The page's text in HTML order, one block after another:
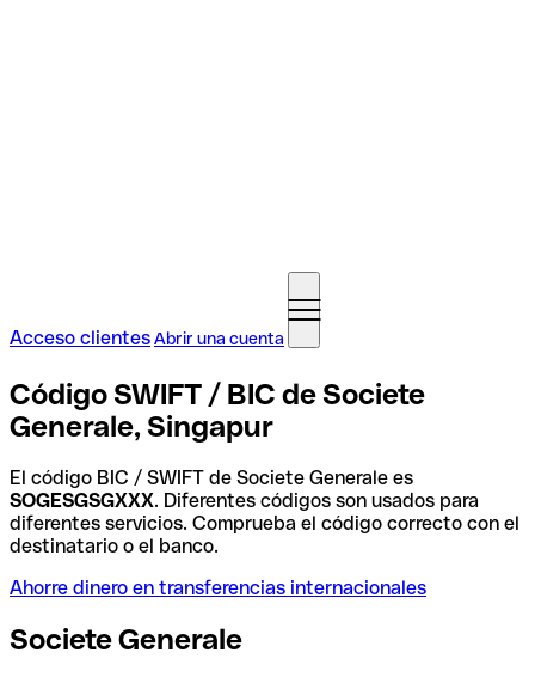
Acceso clientesAbrir una cuenta
Código SWIFT / BIC de Societe
Generale, Singapur
El código BIC / SWIFT de Societe Generale es
SOGESGSGXXX. Diferentes códigos son usados para
diferentes servicios. Comprueba el código correcto con el
destinatario o el banco.
Ahorre dinero en transferencias internacionales
Societe Generale